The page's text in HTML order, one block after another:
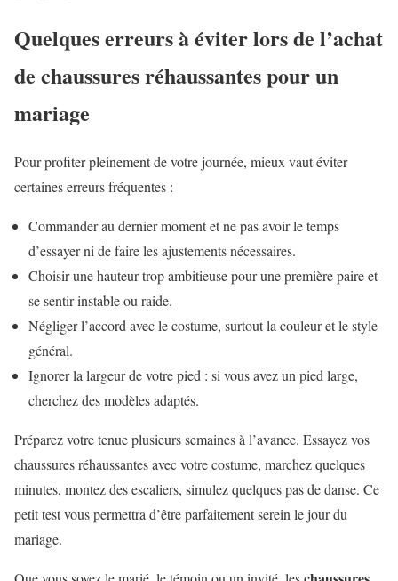
Quelques erreurs à éviter lors de l’achat
de chaussures réhaussantes pour un
mariage
Pour profiter pleinement de votre journée, mieux vaut éviter
certaines erreurs fréquentes :
Commander au dernier moment et ne pas avoir le temps
d’essayer ni de faire les ajustements nécessaires.
Choisir une hauteur trop ambitieuse pour une première paire et
se sentir instable ou raide.
Négliger l’accord avec le costume, surtout la couleur et le style
général.
Ignorer la largeur de votre pied : si vous avez un pied large,
cherchez des modèles adaptés.
Préparez votre tenue plusieurs semaines à l’avance. Essayez vos
chaussures réhaussantes avec votre costume, marchez quelques
minutes, montez des escaliers, simulez quelques pas de danse. Ce
petit test vous permettra d’être parfaitement serein le jour du
mariage.